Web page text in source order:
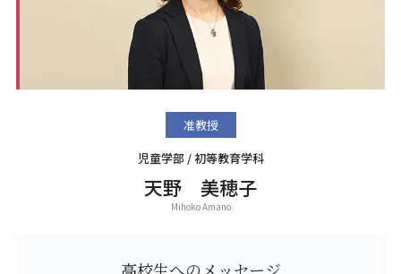
准教授
児童学部 / 初等教育学科
天野 美穂子
Mihoko Amano